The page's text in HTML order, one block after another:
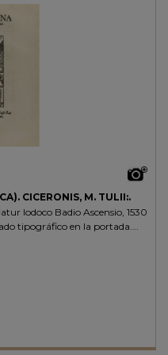
CICERONIS, M. TULII:.
Iodoco Badio Ascensio, 1530
tipográfico en la portada.